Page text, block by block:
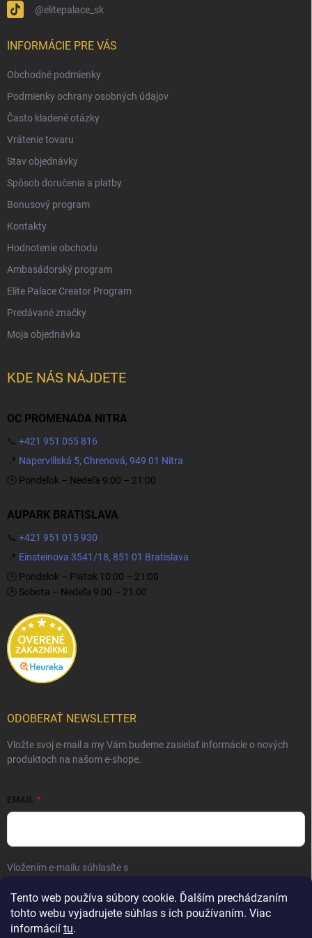
Tento web používa súbory cookie. Ďalším prechádzaním
tohto webu vyjadrujete súhlas s ich používaním. Viac
informácií tu.
@elitepalace_sk
INFORMÁCIE PRE VÁS
Obchodné podmienky
Podmienky ochrany osobných údajov
Často kladené otázky
Vrátenie tovaru
Stav objednávky
Spôsob doručenia a platby
Bonusový program
Kontakty
Hodnotenie obchodu
Ambasádorský program
Elite Palace Creator Program
Predávané značky
Moja objednávka
KDE NÁS NÁJDETE
OC PROMENADA NITRA
📞 +421 951 055 816
📍 Napervillská 5, Chrenová, 949 01 Nitra
🕒 Pondelok – Nedeľa 9:00 – 21:00
AUPARK BRATISLAVA
📞 +421 951 015 930
📍 Einsteinova 3541/18, 851 01 Bratislava
🕒 Pondelok – Piatok 10:00 – 21:00
🕒 Sobota – Nedeľa 9:00 – 21:00
ODOBERAŤ NEWSLETTER
Vložte svoj e-mail a my Vám budeme zasielať informácie o nových
produktoch na našom e-shope.
EMAIL
Vložením e-mailu súhlasíte s
Prihlásiť sa